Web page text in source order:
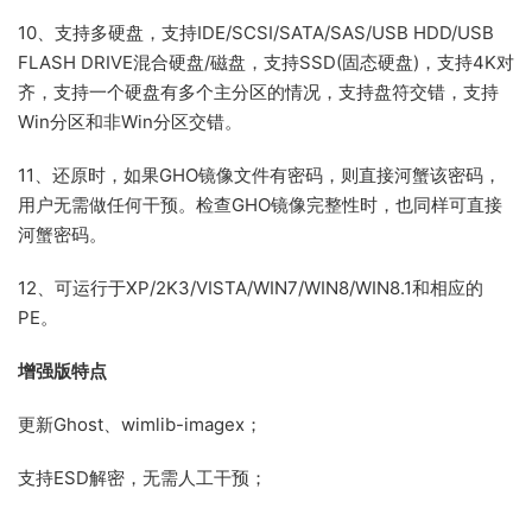
10、支持多硬盘，支持IDE/SCSI/SATA/SAS/USB HDD/USB
FLASH DRIVE混合硬盘/磁盘，支持SSD(固态硬盘)，支持4K对
齐，支持一个硬盘有多个主分区的情况，支持盘符交错，支持
Win分区和非Win分区交错。
11、还原时，如果GHO镜像文件有密码，则直接河蟹该密码，
用户无需做任何干预。检查GHO镜像完整性时，也同样可直接
河蟹密码。
12、可运行于XP/2K3/VISTA/WIN7/WIN8/WIN8.1和相应的
PE。
增强版特点
更新Ghost、wimlib-imagex；
支持ESD解密，无需人工干预；